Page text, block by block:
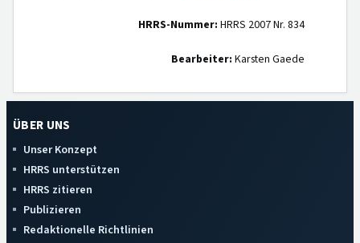
HRRS-Nummer: HRRS 2007 Nr. 834
Bearbeiter: Karsten Gaede
ÜBER UNS
Unser Konzept
HRRS unterstützen
HRRS zitieren
Publizieren
Redaktionelle Richtlinien